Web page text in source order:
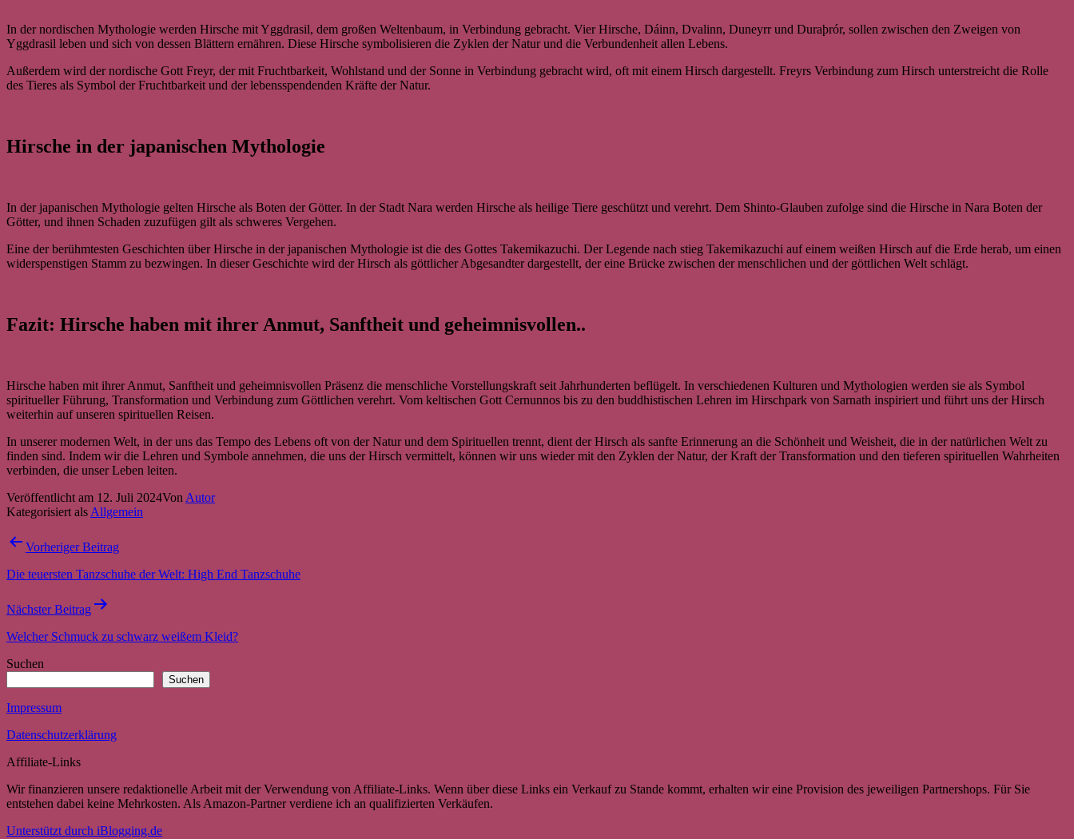
In der nordischen Mythologie werden Hirsche mit Yggdrasil, dem großen Weltenbaum, in Verbindung gebracht. Vier Hirsche, Dáinn, Dvalinn, Duneyrr und Duraþrór, sollen zwischen den Zweigen von
Yggdrasil leben und sich von dessen Blättern ernähren. Diese Hirsche symbolisieren die Zyklen der Natur und die Verbundenheit allen Lebens.
Außerdem wird der nordische Gott Freyr, der mit Fruchtbarkeit, Wohlstand und der Sonne in Verbindung gebracht wird, oft mit einem Hirsch dargestellt. Freyrs Verbindung zum Hirsch unterstreicht die Rolle
des Tieres als Symbol der Fruchtbarkeit und der lebensspendenden Kräfte der Natur.
Hirsche in der japanischen Mythologie
In der japanischen Mythologie gelten Hirsche als Boten der Götter. In der Stadt Nara werden Hirsche als heilige Tiere geschützt und verehrt. Dem Shinto-Glauben zufolge sind die Hirsche in Nara Boten der
Götter, und ihnen Schaden zuzufügen gilt als schweres Vergehen.
Eine der berühmtesten Geschichten über Hirsche in der japanischen Mythologie ist die des Gottes Takemikazuchi. Der Legende nach stieg Takemikazuchi auf einem weißen Hirsch auf die Erde herab, um einen
widerspenstigen Stamm zu bezwingen. In dieser Geschichte wird der Hirsch als göttlicher Abgesandter dargestellt, der eine Brücke zwischen der menschlichen und der göttlichen Welt schlägt.
Fazit: Hirsche haben mit ihrer Anmut, Sanftheit und geheimnisvollen..
Hirsche haben mit ihrer Anmut, Sanftheit und geheimnisvollen Präsenz die menschliche Vorstellungskraft seit Jahrhunderten beflügelt. In verschiedenen Kulturen und Mythologien werden sie als Symbol
spiritueller Führung, Transformation und Verbindung zum Göttlichen verehrt. Vom keltischen Gott Cernunnos bis zu den buddhistischen Lehren im Hirschpark von Sarnath inspiriert und führt uns der Hirsch
weiterhin auf unseren spirituellen Reisen.
In unserer modernen Welt, in der uns das Tempo des Lebens oft von der Natur und dem Spirituellen trennt, dient der Hirsch als sanfte Erinnerung an die Schönheit und Weisheit, die in der natürlichen Welt zu
finden sind. Indem wir die Lehren und Symbole annehmen, die uns der Hirsch vermittelt, können wir uns wieder mit den Zyklen der Natur, der Kraft der Transformation und den tieferen spirituellen Wahrheiten
verbinden, die unser Leben leiten.
Veröffentlicht am 12. Juli 2024Von Autor
Kategorisiert als Allgemein
Beitragsnavigation
Vorheriger Beitrag
Die teuersten Tanzschuhe der Welt: High End Tanzschuhe
Nächster Beitrag
Welcher Schmuck zu schwarz weißem Kleid?
Suchen
Suchen
Impressum
Datenschutzerklärung
Affiliate-Links
Wir finanzieren unsere redaktionelle Arbeit mit der Verwendung von Affiliate-Links. Wenn über diese Links ein Verkauf zu Stande kommt, erhalten wir eine Provision des jeweiligen Partnershops. Für Sie
entstehen dabei keine Mehrkosten. Als Amazon-Partner verdiene ich an qualifizierten Verkäufen.
Unterstützt durch iBlogging.de